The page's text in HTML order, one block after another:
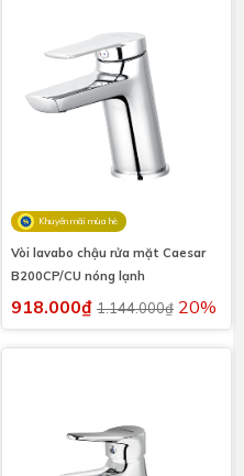
Khuyến mãi mùa hè
Vòi lavabo chậu rửa mặt Caesar
B200CP/CU nóng lạnh
918.000₫ 1.144.000₫ 20%